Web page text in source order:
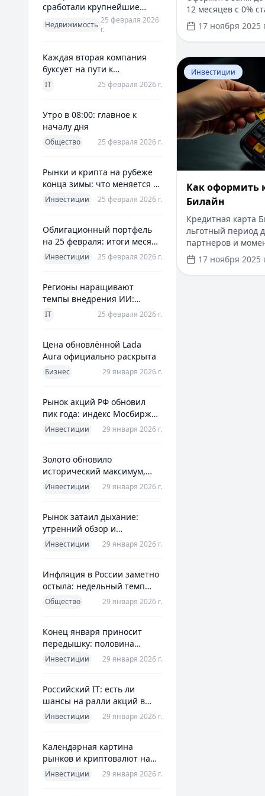
сработали крупнейшие
банки и что это значит для
заемщиков
Недвижимость 25 февраля 2026
г.
Каждая вторая компания
буксует на пути к
полноценной ERP
IT 25 февраля 2026 г.
Утро в 08:00: главное к
началу дня
Общество 25 февраля 2026 г.
Рынки и крипта на рубеже
конца зимы: что меняется к
25 февраля 2026
Инвестиции 25 февраля 2026 г.
Облигационный портфель
на 25 февраля: итоги месяца
и планы на март
Инвестиции 25 февраля 2026 г.
Регионы наращивают
темпы внедрения ИИ:
главное из отраслевого
IT 25 февраля 2026 г.
Цена обновлённой Lada
Aura официально раскрыта
Бизнес 29 января 2026 г.
Рынок акций РФ обновил
пик года: индекс Мосбиржи
на новом максимуме 2026-го
Инвестиции 29 января 2026 г.
Золото обновило
исторический максимум,
превысив планку в $5600 за
Инвестиции 29 января 2026 г.
Рынок затаил дыхание:
утренний обзор и
ориентиры для инвесторов
Инвестиции 29 января 2026 г.
Инфляция в России заметно
остыла: недельный темп
упал более чем вдвое
Общество 29 января 2026 г.
Конец января приносит
передышку: половина
годовой цели ЦБ «сделана»
Инвестиции 29 января 2026 г.
Российский IT: есть ли
шансы на ралли акций в
2026 без опоры на ИИ
Инвестиции 29 января 2026 г.
Календарная картина
рынков и криптовалют на
четверг, 29 января 2026
Инвестиции 29 января 2026 г.
18
19
20
12 месяцев с 0%
Без справок о
решение за 5
и прозрачно
17 ноября 2025
Перейти к статье:
Инвестиции
​Как оформить
Билайн
Кредитная карта
льготный период
партнеров и
паспорту. Заемные
доступны без
как получить
17 ноября 2025